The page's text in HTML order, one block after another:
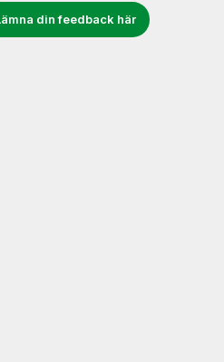
din feedback här